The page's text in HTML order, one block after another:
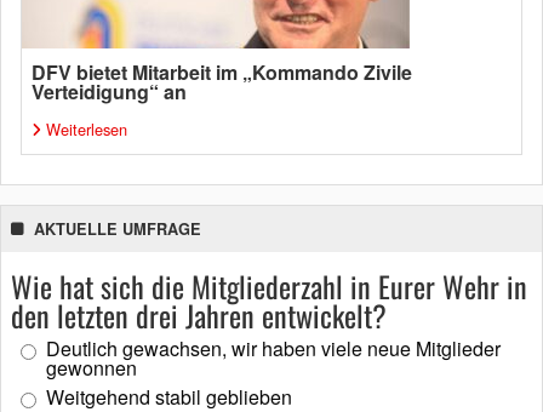
DFV bietet Mitarbeit im „Kommando Zivile
Verteidigung“ an
Weiterlesen
AKTUELLE UMFRAGE
Wie hat sich die Mitgliederzahl in Eurer Wehr in
den letzten drei Jahren entwickelt?
Deutlich gewachsen, wir haben viele neue Mitglieder
gewonnen
Weitgehend stabil geblieben